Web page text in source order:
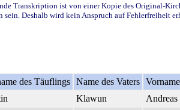
Transkription ist von einer Kopie des Original-
Deshalb wird kein Anspruch auf Fehlerfreiheit
des Täuflings Name des Vaters
Klawun Andreas